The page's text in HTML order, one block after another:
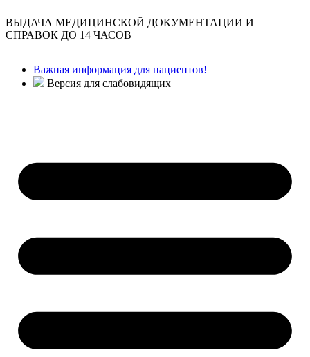
ВЫДАЧА МЕДИЦИНСКОЙ ДОКУМЕНТАЦИИ И
СПРАВОК ДО 14 ЧАСОВ
Важная информация для пациентов!
Версия для слабовидящих